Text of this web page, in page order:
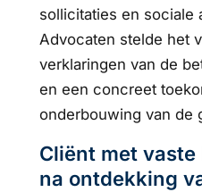
sollicitaties en sociale
Advocaten stelde het
verklaringen van de
en een concreet
onderbouwing van de
Cliënt met
na ontdekking